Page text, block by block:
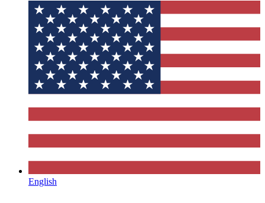
English